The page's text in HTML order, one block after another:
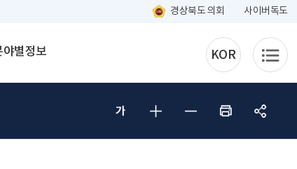
경상북도 의회 사이버독도
야별정보 KOR